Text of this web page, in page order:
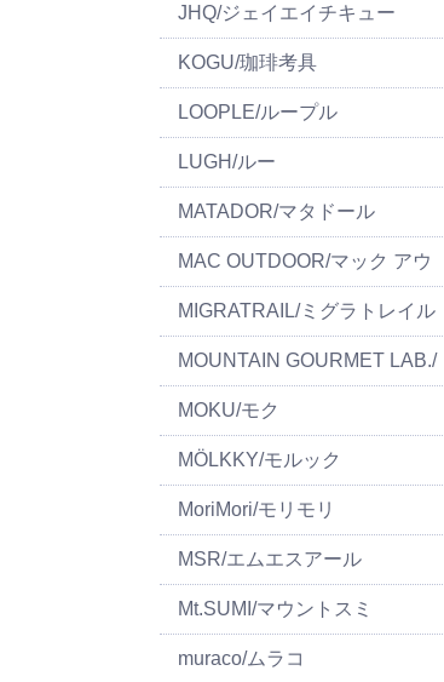
スク
JHQ/ジェイエイチキュー
KOGU/珈琲考具
LOOPLE/ループル
LUGH/ルー
MATADOR/マタドール
MAC OUTDOOR/マック アウ
トドア
MIGRATRAIL/ミグラトレイル
MOUNTAIN GOURMET LAB./
マウンテングルメラボ
MOKU/モク
MÖLKKY/モルック
MoriMori/モリモリ
MSR/エムエスアール
Mt.SUMI/マウントスミ
muraco/ムラコ